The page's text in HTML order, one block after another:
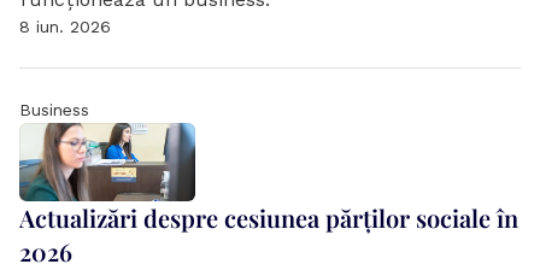
8 iun. 2026
Business
Actualizări despre cesiunea părților sociale în
2026